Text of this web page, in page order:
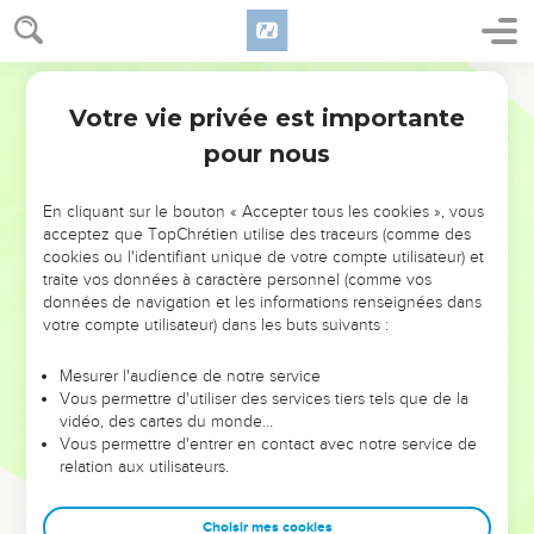
NE MANQUEZ PAS L’ÉVÉNEMENT
DE L’ANNÉE !
ET SI LEURS ERREURS POUVAIENT VOUS ÉVITER LES
VOTRES ?
leur foi ou leur vision. Mais on voit moins les doutes, les erreurs
et les saisons difficiles qu'ils ont traversés, alors même que ce
sont elles qui les ont façonnés.
Dans cette conférence, leaders, entrepreneurs, et responsables
clés pour avancer avec plus de sagesse afin que leurs erreurs
Votre vie privée est importante
pour nous
En cliquant sur le bouton « Accepter tous les cookies », vous
acceptez que TopChrétien utilise des traceurs (comme des
cookies ou l'identifiant unique de votre compte utilisateur) et
traite vos données à caractère personnel (comme vos
données de navigation et les informations renseignées dans
votre compte utilisateur) dans les buts suivants :
Mesurer l'audience de notre service
Vous permettre d'utiliser des services tiers tels que de la
vidéo, des cartes du monde…
Vous permettre d'entrer en contact avec notre service de
relation aux utilisateurs.
Choisir mes cookies